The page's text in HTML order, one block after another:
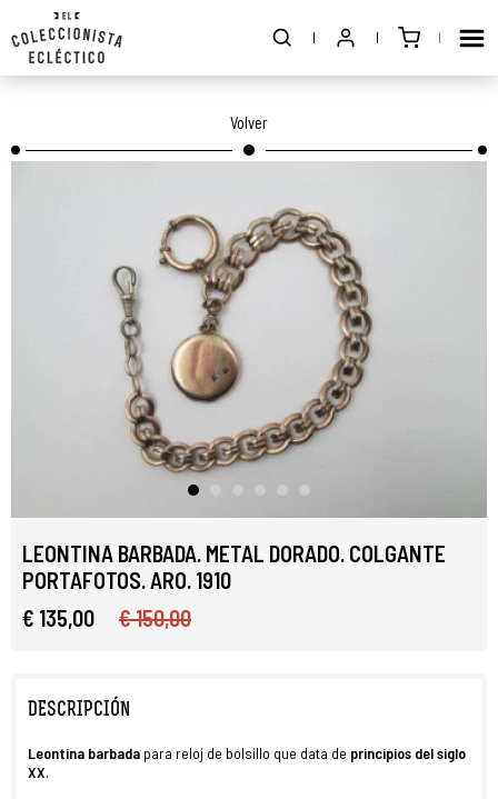
Volver
LEONTINA BARBADA. METAL DORADO. COLGANTE
PORTAFOTOS. ARO. 1910
€ 135,00
€ 150,00
DESCRIPCIÓN
Leontina barbada para reloj de bolsillo que data de principios del siglo
XX.